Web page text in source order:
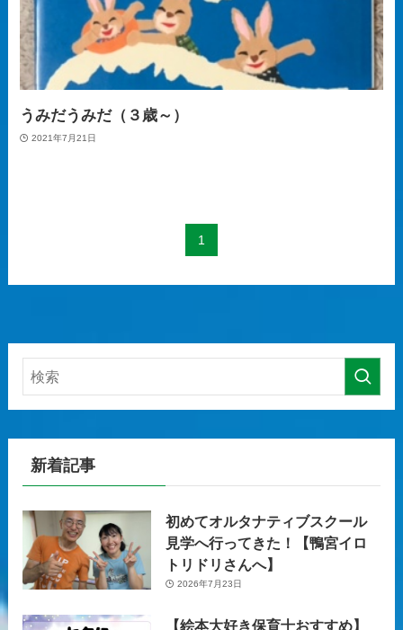
うみだうみだ（３歳～）
2021年7月21日
1
新着記事
初めてオルタナティブスクール
見学へ行ってきた！【鴨宮イロ
トリドリさんへ】
2026年7月23日
【絵本大好き保育士おすすめ】